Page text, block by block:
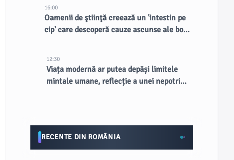
16:00
Oamenii de ştiinţă creează un 'intestin pe
cip' care descoperă cauze ascunse ale bolii
12:30
Viața modernă ar putea depăși limitele
mintale umane, reflecție a unei nepotriviri
RECENTE DIN ROMÂNIA